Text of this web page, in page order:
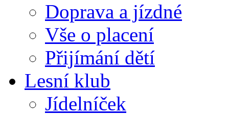
Doprava a jízdné
Vše o placení
Přijímání dětí
Lesní klub
Jídelníček